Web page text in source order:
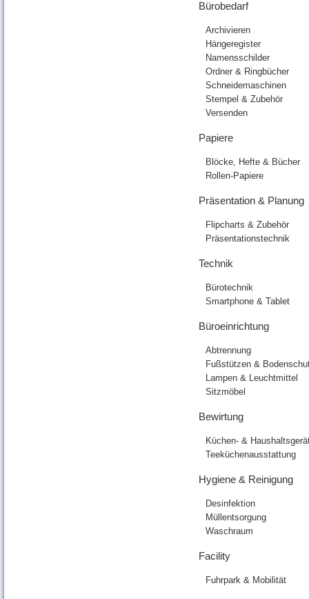
Bürobedarf
Archivieren
Hängeregister
Namensschilder
Ordner & Ringbücher
Schneidemaschinen
Stempel & Zubehör
Versenden
Papiere
Blöcke, Hefte & Bücher
Rollen-Papiere
Präsentation & Planung
Flipcharts & Zubehör
Präsentationstechnik
Technik
Bürotechnik
Smartphone & Tablet
Büroeinrichtung
Abtrennung
Fußstützen &
Lampen & Leuchtmittel
Sitzmöbel
Bewirtung
Küchen- &
Teeküchenausstattung
Hygiene & Reinigung
Desinfektion
Müllentsorgung
Waschraum
Facility
Fuhrpark & Mobilität